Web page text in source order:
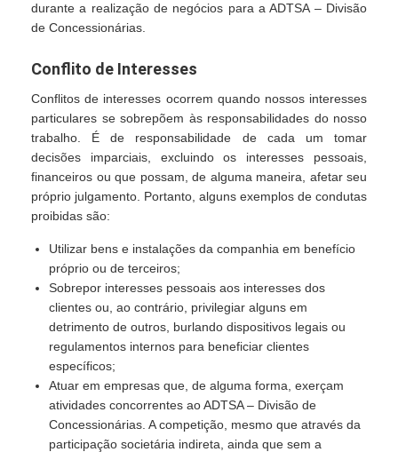
durante a realização de negócios para a ADTSA – Divisão
de Concessionárias.
Conflito de Interesses
Conflitos de interesses ocorrem quando nossos interesses
particulares se sobrepõem às responsabilidades do nosso
trabalho. É de responsabilidade de cada um tomar
decisões imparciais, excluindo os interesses pessoais,
financeiros ou que possam, de alguma maneira, afetar seu
próprio julgamento. Portanto, alguns exemplos de condutas
proibidas são:
Utilizar bens e instalações da companhia em benefício
próprio ou de terceiros;
Sobrepor interesses pessoais aos interesses dos
clientes ou, ao contrário, privilegiar alguns em
detrimento de outros, burlando dispositivos legais ou
regulamentos internos para beneficiar clientes
específicos;
Atuar em empresas que, de alguma forma, exerçam
atividades concorrentes ao ADTSA – Divisão de
Concessionárias. A competição, mesmo que através da
participação societária indireta, ainda que sem a